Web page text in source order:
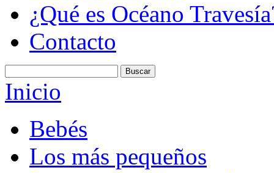
¿Qué es Océano
Contacto
Inicio
Bebés
Los más pequeños